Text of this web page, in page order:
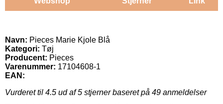
Navn: Pieces Marie Kjole Blå
Kategori: Tøj
Producent: Pieces
Varenummer: 17104608-1
EAN:
Vurderet til 4.5 ud af 5 stjerner baseret på 49 anmeldelser